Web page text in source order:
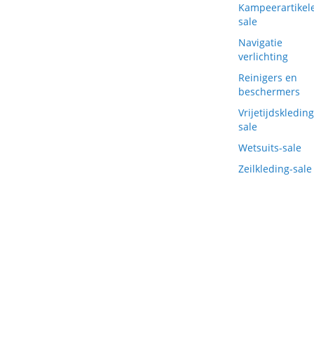
sale
Navigatie
verlichting
Reinigers en
beschermers
sale
Wetsuits-sale
Zeilkleding-sale